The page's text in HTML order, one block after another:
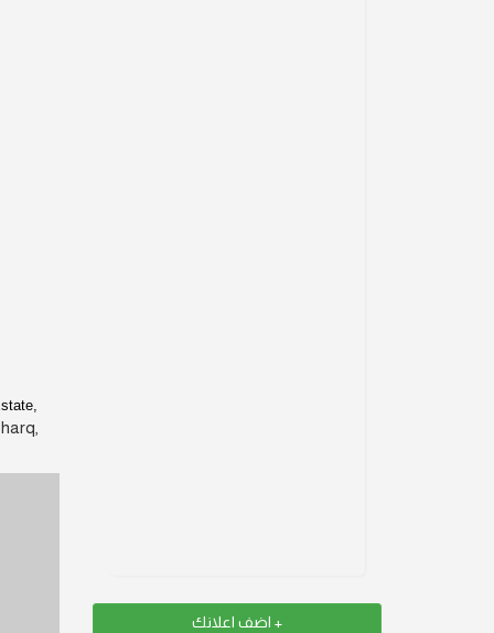
+ اضف اعلانك